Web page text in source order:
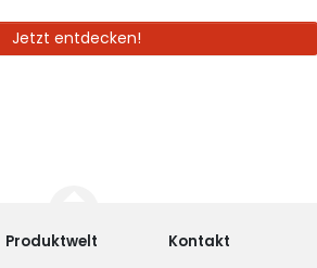
Jetzt entdecken!
Produktwelt Kontakt